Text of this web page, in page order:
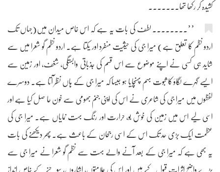
کشیدہ کر رکھا تھا۔۔۔۔۔۔۔
’’۔۔۔۔۔۔۔۔ لطف کی بات یہ ہے کہ اس خاص میدان میں(جہاں تک
اردو نظم کا تعلق ہے) میرا جی کی حیثیت منفرد اور یکتا ہے۔ اردو نظم گو شعرا میں سے
شاید ہی کسی نے اپنے موضوع سے اس قسم کی جذباتی وابستگی، شغف، اور زمین سے
ایسے گہرے لگاؤ کا ثبوت بہم پہنچایا ہو جیسا کہ میرا جی کے ہاں نظر آتا ہے۔ دوسرے
لفظوں میں میرا جی کی شاعری نے اس کی اپنی جنم بھومی سے خون حا صل کیا ہے اور
اسی لیے اس میں زمین کی خوش بو، حرارت اور رنگ بہت نمایاں ہے۔ میرا جی کی
عظمت ایک بڑی حد تک اس کے اسی رجحان کے باعث ہے۔ پھر دیکھنے کی بات
یہ بھی ہے کہ میرا جی کے بعد آنے والے بہت سے نظم گو شعرا نے میرا جی سے
بڑے واضح اثرات قبول کیے ہیں اور اس کی علامتوں، اشاروں، سوچنے کے خاص انداز